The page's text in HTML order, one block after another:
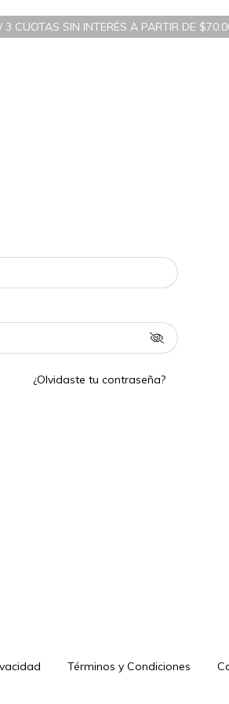
CUOTAS SIN INTERÉS A PARTIR DE
¿Olvidaste tu contraseña?
Términos y Condiciones